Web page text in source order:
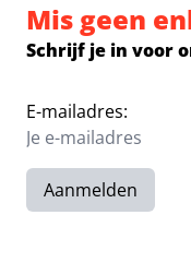
Mis geen
Schrijf je in voor
E-mailadres:
Aanmelden